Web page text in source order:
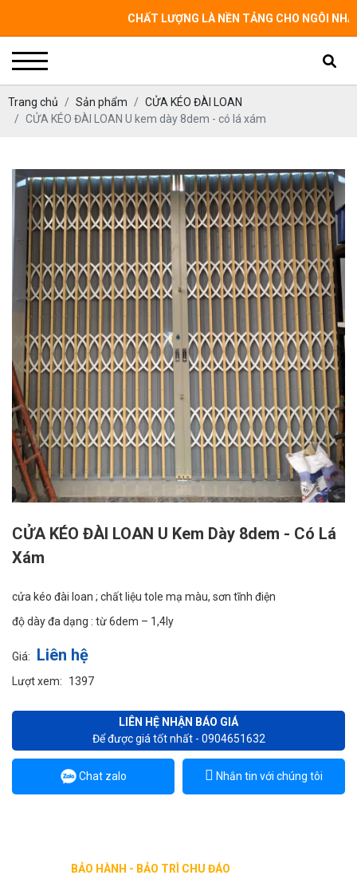
CHẤT LƯỢNG LÀ NỀN TẢNG CHO NGÔI NHÀ
Trang chủ Sản phẩm
CỬA KÉO ĐÀI LOAN
CỬA KÉO ĐÀI LOAN U kem dày 8dem - có lá xám
CỬA KÉO ĐÀI LOAN U Kem Dày 8dem - Có Lá
Xám
cửa kéo đài loan ; chất liệu tole mạ màu, sơn tĩnh điện
độ dày đa dạng : từ 6dem – 1,4ly
Giá: Liên hệ
Lượt xem: 1397
LIÊN HỆ NHẬN BÁO GIÁ
Để được giá tốt nhất - 0904651632
Chat zalo Nhắn tin với chúng tôi
BẢO HÀNH - BẢO TRÌ CHU ĐÁO